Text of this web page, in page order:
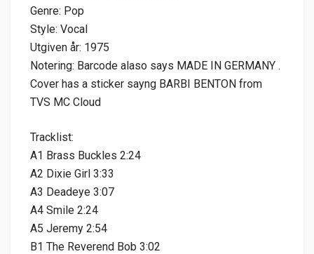
Genre: Pop
Style: Vocal
Utgiven år: 1975
Notering: Barcode alaso says MADE IN GERMANY .
Cover has a sticker sayng BARBI BENTON from
TVS MC Cloud
Tracklist:
A1 Brass Buckles 2:24
A2 Dixie Girl 3:33
A3 Deadeye 3:07
A4 Smile 2:24
A5 Jeremy 2:54
B1 The Reverend Bob 3:02